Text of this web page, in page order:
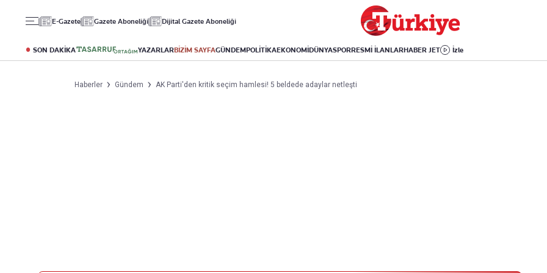
E-Gazete Gazete Aboneliği Dijital Gazete Aboneliği
SON DAKİKA YAZARLARBİZİM SAYFAGÜNDEMPOLİTİKAEKONOMİDÜNYASPORRESMİ İLANLARHABER JET İzle
Altın
Döviz
Kripto Para
Puan Durumu
Fikstür
Avrupa Ligi
Avrupa
Amerika
İsrail-Gazze
Yaşam
Sağlık
Yemek
Kitap
Haberler Gündem AK Parti'den kritik seçim hamlesi! 5 beldede adaylar netleşti